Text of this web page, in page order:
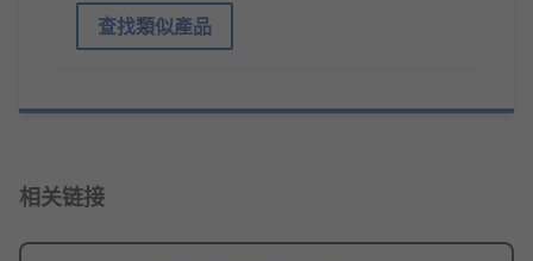
查找類似產品
相关链接